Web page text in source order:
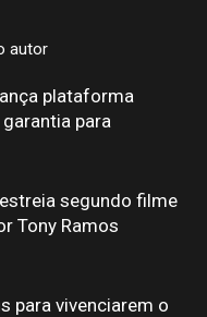
autor
plataforma
para
segundo filme
Tony Ramos
para vivenciarem o